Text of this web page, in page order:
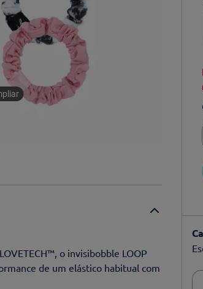
o invisibobble LOOP
de um elástico habitual com